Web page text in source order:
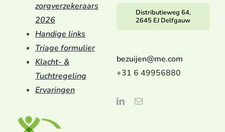
zorgverzekeraars
2026
Handige links
Triage formulier
Klacht- &
Tuchtregeling
Ervaringen
Distributieweg 64,
2645 EJ Delfgauw
bezuijen@me.com
+31 6 49956880